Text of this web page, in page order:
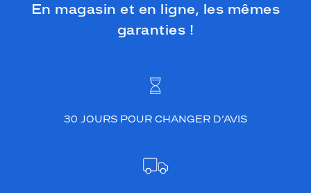
En magasin et en ligne, les mêmes
garanties !
30 JOURS POUR CHANGER D’AVIS